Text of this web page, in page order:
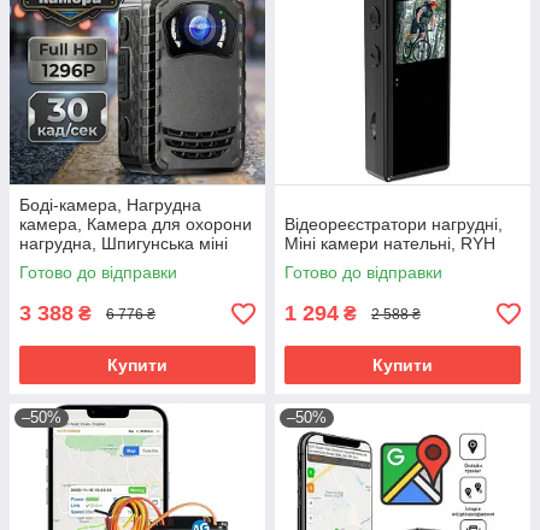
Боді-камера, Нагрудна
камера, Камера для охорони
нагрудна, Шпигунська міні
камера з великим часом
запису, RYH
Готово до відправки
3 388 ₴ 6 776 ₴
Купити
Відеореєстратори нагрудні,
Міні камери нательні, RYH
Готово до відправки
1 294 ₴ 2 588 ₴
Купити
–50% –50%